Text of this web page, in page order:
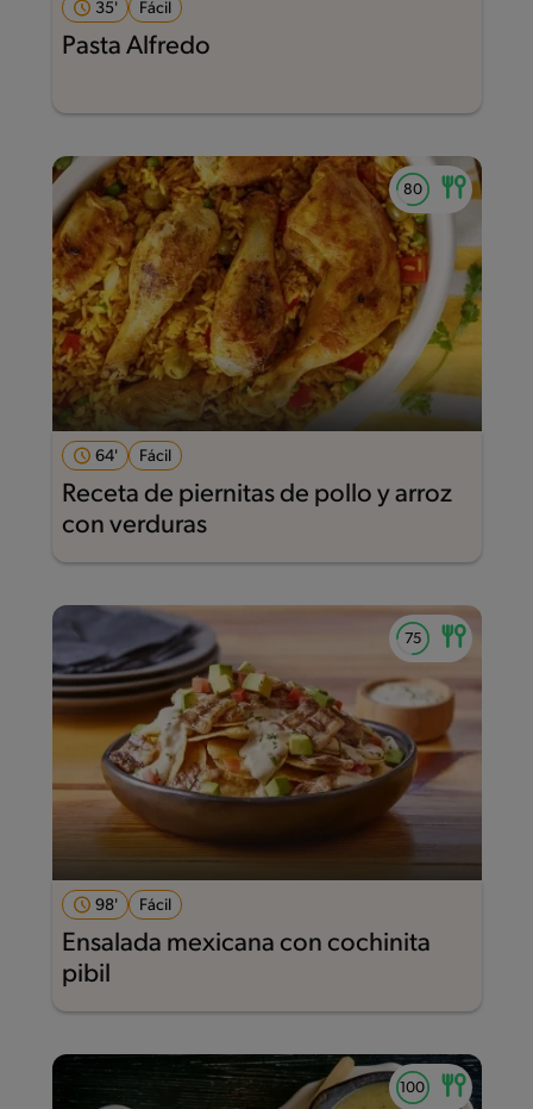
35' Fácil
Pasta Alfredo
64' Fácil
Receta de piernitas de pollo y arroz
con verduras
98' Fácil
Ensalada mexicana con cochinita
pibil